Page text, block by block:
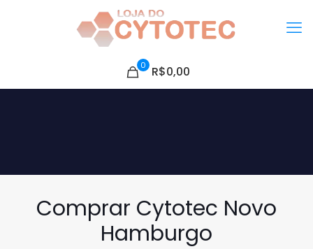
0 R$0,00
Comprar Cytotec Novo
Hamburgo